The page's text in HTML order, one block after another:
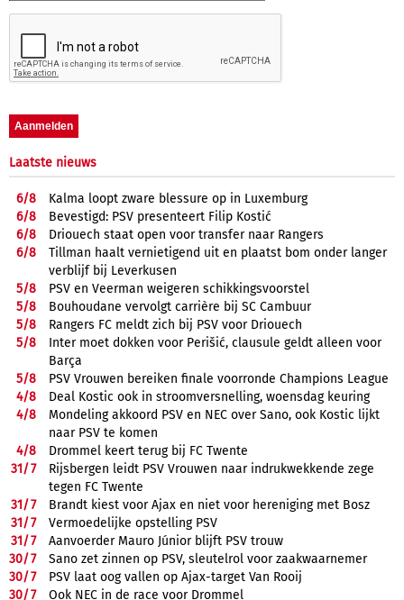
Laatste nieuws
6/8
Kalma loopt zware blessure op in Luxemburg
6/8
Bevestigd: PSV presenteert Filip Kostić
6/8
Driouech staat open voor transfer naar Rangers
6/8
Tillman haalt vernietigend uit en plaatst bom onder langer
verblijf bij Leverkusen
5/8
PSV en Veerman weigeren schikkingsvoorstel
5/8
Bouhoudane vervolgt carrière bij SC Cambuur
5/8
Rangers FC meldt zich bij PSV voor Driouech
5/8
Inter moet dokken voor Perišić, clausule geldt alleen voor
Barça
5/8
PSV Vrouwen bereiken finale voorronde Champions League
4/8
Deal Kostic ook in stroomversnelling, woensdag keuring
4/8
Mondeling akkoord PSV en NEC over Sano, ook Kostic lijkt
naar PSV te komen
4/8
Drommel keert terug bij FC Twente
31/7
Rijsbergen leidt PSV Vrouwen naar indrukwekkende zege
tegen FC Twente
31/7
Brandt kiest voor Ajax en niet voor hereniging met Bosz
31/7
Vermoedelijke opstelling PSV
31/7
Aanvoerder Mauro Júnior blijft PSV trouw
30/7
Sano zet zinnen op PSV, sleutelrol voor zaakwaarnemer
30/7
PSV laat oog vallen op Ajax-target Van Rooij
30/7
Ook NEC in de race voor Drommel